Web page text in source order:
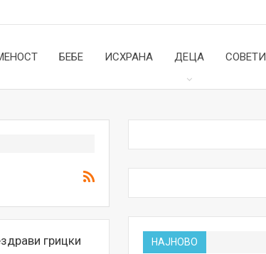
БЕБЕ ИСХРАНА ДЕЦА СОВЕТИ
грицки НАЈНОВО